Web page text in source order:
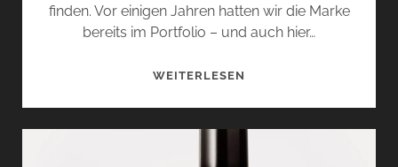
finden. Vor einigen Jahren hatten wir die Marke
bereits im Portfolio – und auch hier…
WEITERLESEN
–